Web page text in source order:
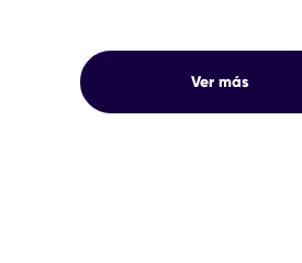
Ver más